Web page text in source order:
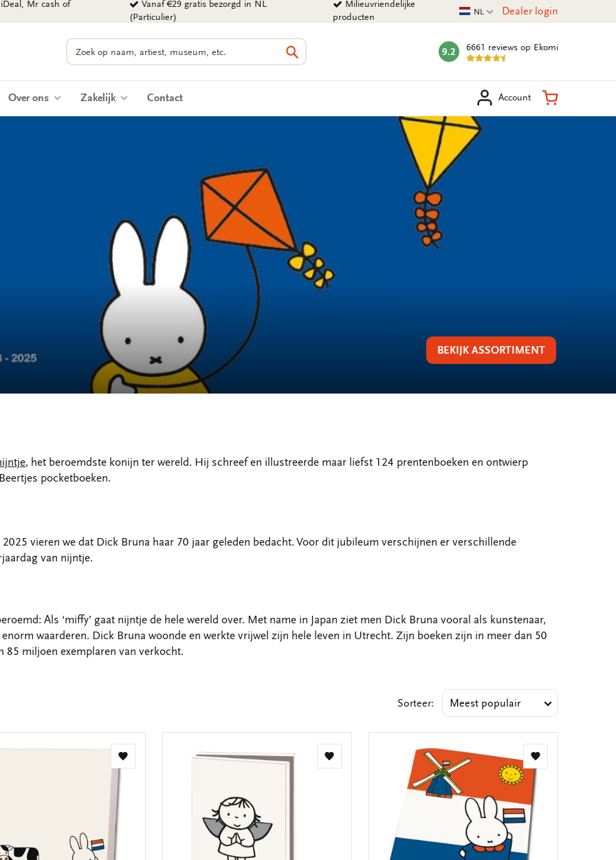
Mr cash of
Vanaf €29 gratis bezorgd in NL
(Particulier)
Milieuvriendelijke
producten
Huidige taal
NL Dealer login
Zoeken
Zoeken
mark:
9.2 6661 reviews op Ekomi
Over ons Zakelijk Contact Account Winkelmand
BEKIJK ASSORTIMENT
, het beroemdste konijn ter wereld. Hij schreef en illustreerde maar liefst 124 prentenboeken en ontwierp
pocketboeken.
vieren we dat Dick Bruna haar 70 jaar geleden bedacht. Voor dit jubileum verschijnen er verschillende
van nijntje.
Als ‘miffy’ gaat nijntje de hele wereld over. Met name in Japan ziet men Dick Bruna vooral als kunstenaar,
waarderen. Dick Bruna woonde en werkte vrijwel zijn hele leven in Utrecht. Zijn boeken zijn in meer dan 50
85 miljoen exemplaren van verkocht.
Sorteer:
Toevoegen
Toevoegen
Toevoegen
aan
verlanglijst